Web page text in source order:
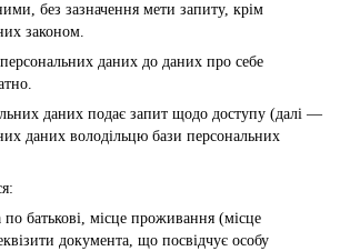
без зазначення мети запиту, крім
законом.
даних до даних про себе
даних подає запит щодо доступу (далі —
даних володільцю бази персональних
по батькові, місце проживання (місце
документа, що посвідчує особу